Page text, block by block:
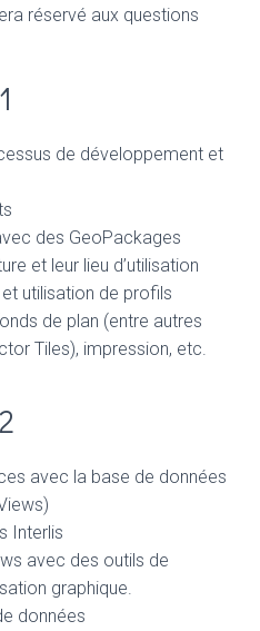
réservé aux questions
de développement et
des GeoPackages
et leur lieu d’utilisation
utilisation de profils
de plan (entre autres
Tiles), impression, etc.
avec la base de données
Interlis
avec des outils de
graphique.
données